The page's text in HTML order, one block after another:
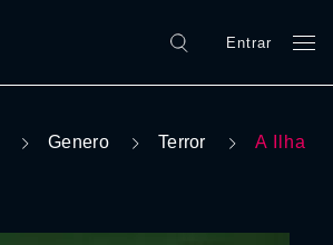
Entrar
Genero Terror
A Ilha